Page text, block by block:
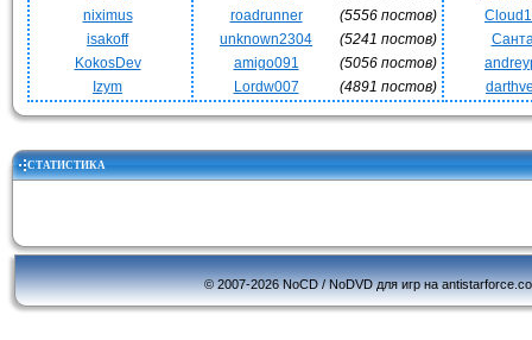
niximus
isakoff
KokosDev
Izym
roadrunner
(5556 постов)
unknown2304
(5241 постов)
amigo091
(5056 постов)
Lordw007
(4891 постов)
СТАТИСТИКА
© 2007-2026 NoCD / NoDVD для игр на